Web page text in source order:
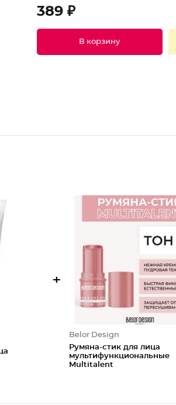
389 ₽
В корзину
+
Belor Design
Румяна-стик для лица
мультифункциональные
Multitalent